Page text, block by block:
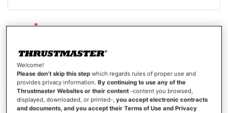
Password
Mostra password
Welcome!
Please don’t skip this step which regards rules of proper use and
provides privacy information.By continuing to use any of the
Thrustmaster Websites or their content -content you browsed,
displayed, downloaded, or printed-,you accept electronic contracts
and documents, and you accept their Terms of Use and Privacy